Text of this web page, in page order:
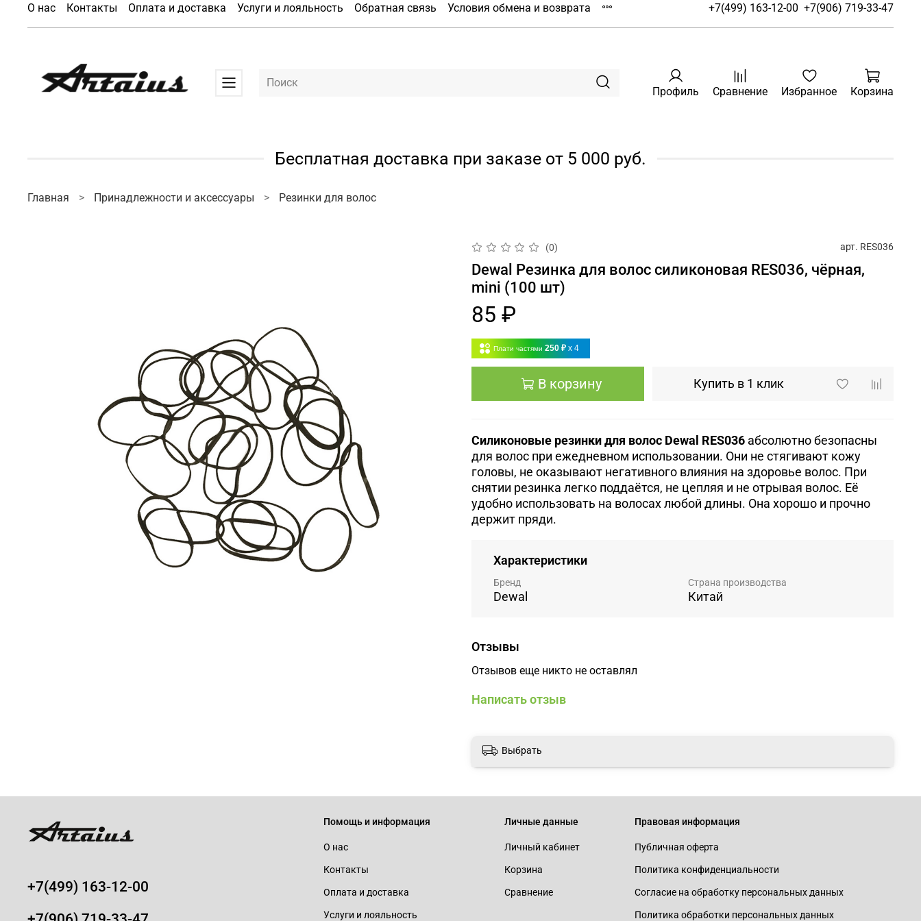
О нас Контакты Оплата и доставка Услуги и лояльность Обратная связь Условия обмена и возврата +7(499) 163-12-00 +7(906) 719-33-47
Профиль Сравнение Избранное Корзина
Бесплатная доставка при заказе от 5 000 руб.
Главная Принадлежности и аксессуары Резинки для волос
(0) арт. RES036
Dewal Резинка для волос силиконовая RES036, чёрная,
mini (100 шт)
85 ₽
Плати частями 250 ₽ x 4
В корзину Купить в 1 клик
Силиконовые резинки для волос Dewal RES036 абсолютно безопасны
для волос при ежедневном использовании. Они не стягивают кожу
головы, не оказывают негативного влияния на здоровье волос. При
снятии резинка легко поддаётся, не цепляя и не отрывая волос. Её
удобно использовать на волосах любой длины. Она хорошо и прочно
держит пряди.
Характеристики
Бренд
Dewal
Страна производства
Китай
Отзывы
Отзывов еще никто не оставлял
Написать отзыв
Выбрать
Помощь и информация
О нас
Контакты
Оплата и доставка
Услуги и лояльность
Личные данные
Личный кабинет
Корзина
Сравнение
Правовая информация
Публичная оферта
Политика конфиденциальности
Согласие на обработку персональных данных
Политика обработки персональных данных
+7(499) 163-12-00